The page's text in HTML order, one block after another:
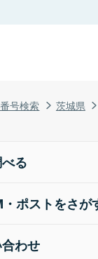
号検索 茨城県
る
ポストをさが
わせ